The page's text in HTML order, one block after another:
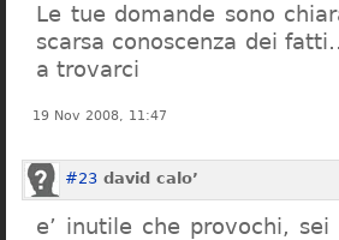
Le tue domande sono
scarsa conoscenza dei
a trovarci
19 Nov 2008, 11:47
#23 david calo’
e’ inutile che provochi,